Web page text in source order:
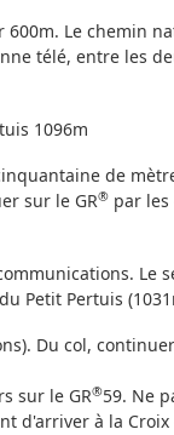
Le chemin
télé, entre les
1096m
de
sur le GR®par les
Le
Petit Pertuis
Du col,
sur le GR®59. Ne
d'arriver à la Croix